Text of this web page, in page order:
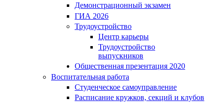
Демонстрационный экзамен
ГИА 2026
Трудоустройство
Центр карьеры
Трудоустройство
выпускников
Общественная презентация 2020
Воспитательная работа
Студенческое самоуправление
Расписание кружков, секций и клубов